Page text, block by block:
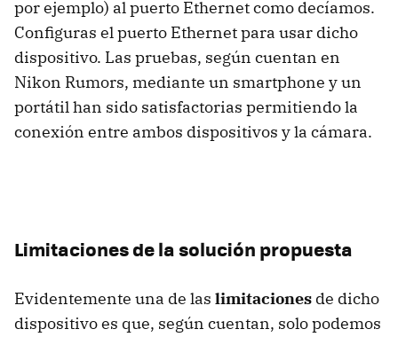
por ejemplo) al puerto Ethernet como decíamos.
Configuras el puerto Ethernet para usar dicho
dispositivo. Las pruebas, según cuentan en
Nikon Rumors, mediante un smartphone y un
portátil han sido satisfactorias permitiendo la
conexión entre ambos dispositivos y la cámara.
Limitaciones de la solución propuesta
Evidentemente una de las limitaciones de dicho
dispositivo es que, según cuentan, solo podemos